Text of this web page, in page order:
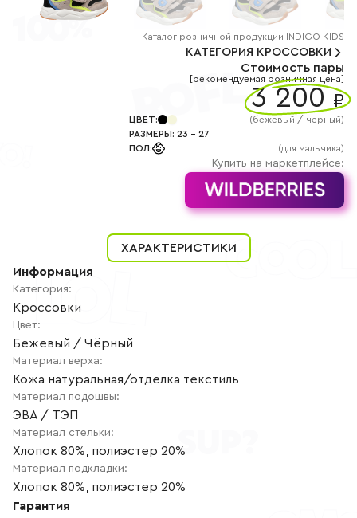
+7
(800)
РЕГИСТРАЦИЯ
Каталог розничной продукции INDIGO KIDS
КАТЕГОРИЯ КРОССОВКИ
Стоимость пары
[рекомендуемая розничная цена]
3 200 ₽
ЦВЕТ: (бежевый / чёрный)
РАЗМЕРЫ: 23 - 27
ПОЛ: (для мальчика)
Купить на маркетплейсе:
ХАРАКТЕРИСТИКИ
Информация
Категория:
Кроссовки
Цвет:
Бежевый / Чёрный
Материал верха:
Кожа натуральная/отделка текстиль
Материал подошвы:
ЭВА / ТЭП
Материал стельки:
Хлопок 80%, полиэстер 20%
Материал подкладки:
Хлопок 80%, полиэстер 20%
Гарантия